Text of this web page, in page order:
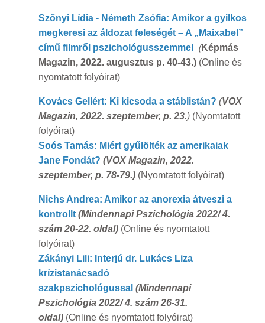
Szőnyi Lídia - Németh Zsófia: Amikor a gyilkos
megkeresi az áldozat feleségét – A „Maixabel”
című filmről pszichológusszemmel
(Képmás
Magazin, 2022. augusztus p. 40-43.) (Online és
nyomtatott folyóirat)
Kovács Gellért: Ki kicsoda a stáblistán? (VOX
Magazin, 2022. szeptember, p. 23.) (Nyomtatott
folyóirat)
Soós Tamás: Miért gyűlölték az amerikaiak
Jane Fondát? (VOX Magazin, 2022.
szeptember, p. 78-79.) (Nyomtatott folyóirat)
Nichs Andrea: Amikor az anorexia átveszi a
kontrollt (Mindennapi Pszichológia 2022/ 4.
szám 20-22. oldal) (Online és nyomtatott
folyóirat)
Zákányi Lili: Interjú dr. Lukács Liza
krízistanácsadó
szakpszichológussal (Mindennapi
Pszichológia 2022/ 4. szám 26-31.
oldal) (Online és nyomtatott folyóirat)